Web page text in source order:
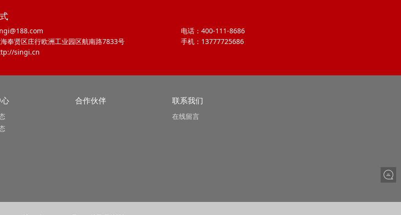
电话：400-111-8686
奉贤区庄行欧洲工业园区航南路7833号
手机：13777725686
singi.cn
合作伙伴 联系我们
在线留言